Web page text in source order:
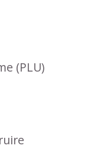
(PLU)